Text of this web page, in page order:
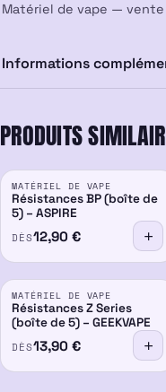
Matériel de vape —
Informations
PRODUITS
MATÉRIEL DE VAPE
Résistances BP (boîte de
5) – ASPIRE
DÈS12,90€
MATÉRIEL DE VAPE
Résistances Z Series
(boîte de 5) – GEEKVAPE
DÈS13,90€